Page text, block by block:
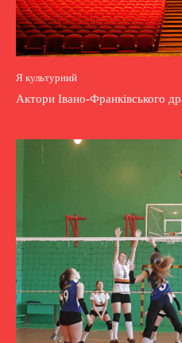
Я культурний
Актори Івано-Франківського